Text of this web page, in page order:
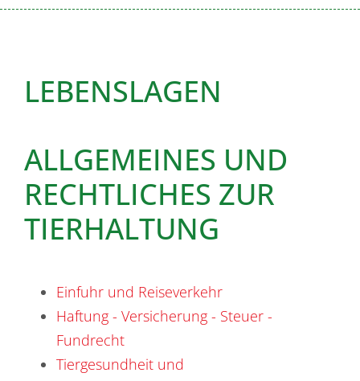
LEBENSLAGEN
ALLGEMEINES UND
RECHTLICHES ZUR
TIERHALTUNG
Einfuhr und Reiseverkehr
Haftung - Versicherung - Steuer -
Fundrecht
Tiergesundheit und